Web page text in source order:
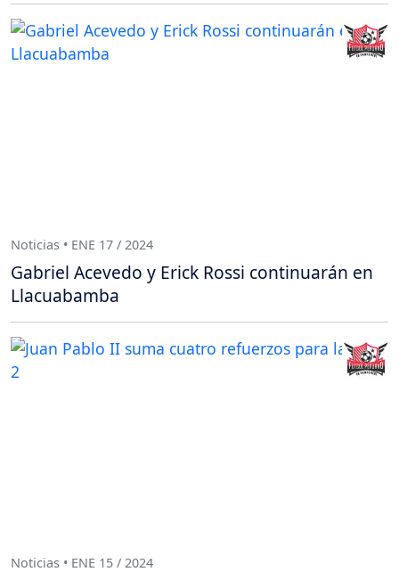
Noticias • ENE 17 / 2024
Gabriel Acevedo y Erick Rossi continuarán en
Llacuabamba
Noticias • ENE 15 / 2024